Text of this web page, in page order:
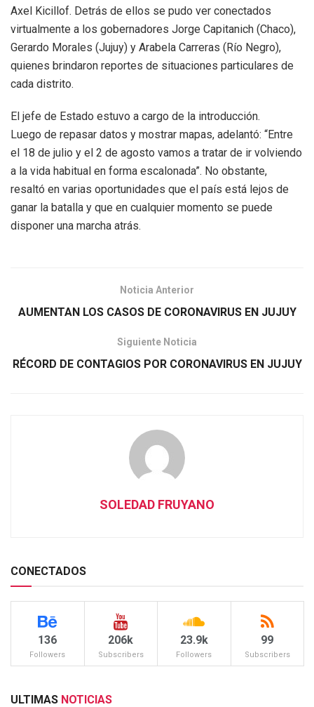
Axel Kicillof. Detrás de ellos se pudo ver conectados
virtualmente a los gobernadores Jorge Capitanich (Chaco),
Gerardo Morales (Jujuy) y Arabela Carreras (Río Negro),
quienes brindaron reportes de situaciones particulares de
cada distrito.
El jefe de Estado estuvo a cargo de la introducción.
Luego de repasar datos y mostrar mapas, adelantó: “Entre
el 18 de julio y el 2 de agosto vamos a tratar de ir volviendo
a la vida habitual en forma escalonada”. No obstante,
resaltó en varias oportunidades que el país está lejos de
ganar la batalla y que en cualquier momento se puede
disponer una marcha atrás.
Noticia Anterior
AUMENTAN LOS CASOS DE CORONAVIRUS EN JUJUY
Siguiente Noticia
RÉCORD DE CONTAGIOS POR CORONAVIRUS EN JUJUY
SOLEDAD FRUYANO
CONECTADOS
136
Followers
206k
Subscribers
23.9k
Followers
99
Subscribers
ULTIMAS NOTICIAS